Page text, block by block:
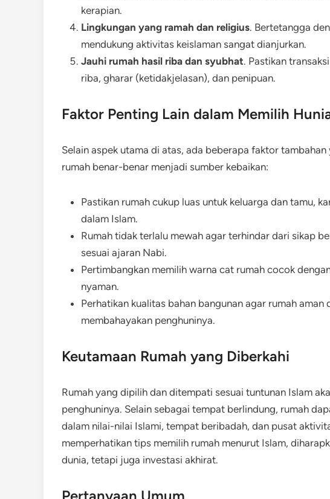
kerapian.
Lingkungan yang ramah dan religius. Bertetangga
mendukung aktivitas keislaman sangat dianjurkan.
Jauhi rumah hasil riba dan syubhat. Pastikan
riba, gharar (ketidakjelasan), dan penipuan.
Faktor Penting Lain dalam Memilih
Selain aspek utama di atas, ada beberapa faktor
rumah benar-benar menjadi sumber kebaikan:
Pastikan rumah cukup luas untuk keluarga dan tamu,
dalam Islam.
Rumah tidak terlalu mewah agar terhindar dari sikap
sesuai ajaran Nabi.
Pertimbangkan memilih warna cat rumah cocok
nyaman.
Perhatikan kualitas bahan bangunan agar rumah
membahayakan penghuninya.
Keutamaan Rumah yang Diberkahi
Rumah yang dipilih dan ditempati sesuai tuntunan Islam
penghuninya. Selain sebagai tempat berlindung, rumah
dalam nilai-nilai Islami, tempat beribadah, dan pusat
memperhatikan tips memilih rumah menurut Islam,
dunia, tetapi juga investasi akhirat.
Pertanyaan Umum